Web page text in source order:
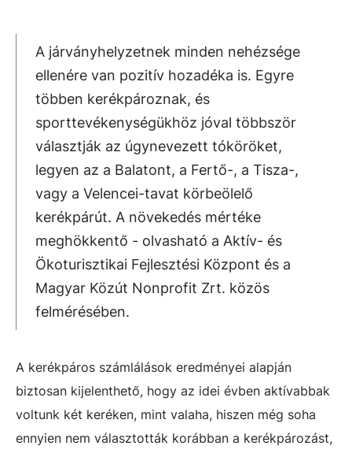
A járványhelyzetnek minden nehézsége
ellenére van pozitív hozadéka is. Egyre
többen kerékpároznak, és
sporttevékenységükhöz jóval többször
választják az úgynevezett tóköröket,
legyen az a Balatont, a Fertő-, a Tisza-,
vagy a Velencei-tavat körbeölelő
kerékpárút. A növekedés mértéke
meghökkentő - olvasható a Aktív- és
Ökoturisztikai Fejlesztési Központ és a
Magyar Közút Nonprofit Zrt. közös
felmérésében.
A kerékpáros számlálások eredményei alapján
biztosan kijelenthető, hogy az idei évben aktívabbak
voltunk két keréken, mint valaha, hiszen még soha
ennyien nem választották korábban a kerékpározást,